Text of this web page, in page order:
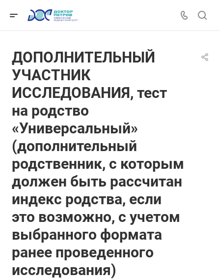
ДОПОЛНИТЕЛЬНЫЙ
УЧАСТНИК
ИССЛЕДОВАНИЯ, тест
на родство
«Универсальный»
(дополнительный
родственник, с которым
должен быть рассчитан
индекс родства, если
это возможно, с учетом
выбранного формата
ранее проведенного
исследования)